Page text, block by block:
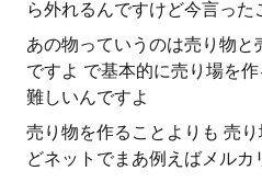
ら外れるんですけど今言っ
あの物っていうのは売り物
ですよ で基本的に売り場を
難しいんですよ
売り物を作ることよりも 売
どネットでまあ例えばメル